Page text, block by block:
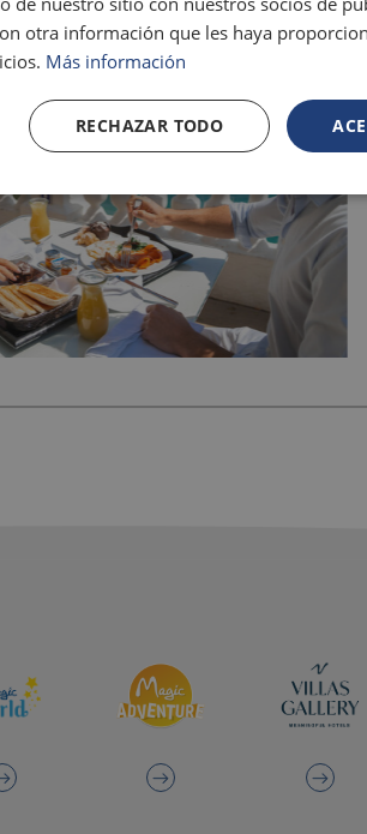
otra información que les haya
Más información
RECHAZAR TODO